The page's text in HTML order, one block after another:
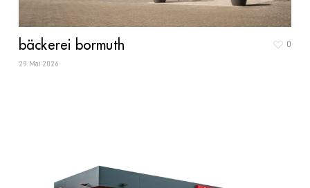
bäckerei bormuth
29. Mai 2026
0